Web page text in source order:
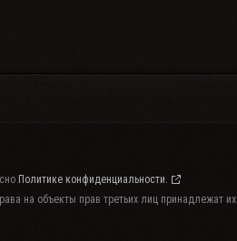
Политике конфиденциальности.
на объекты прав третьих лиц принадлежат их